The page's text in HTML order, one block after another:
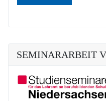
SEMINARARBEIT